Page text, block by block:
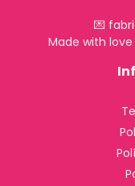
💌
Made with